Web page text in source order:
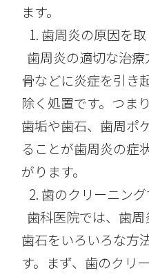
ます。
歯周炎の原因を
歯周炎の適切な治
骨などに炎症を引き
除く処置です。つま
歯垢や歯石、歯周ポ
ることが歯周炎の症
がります。
歯のクリーニン
歯科医院では、歯
歯石をいろいろな方
す。まず、歯のクリ